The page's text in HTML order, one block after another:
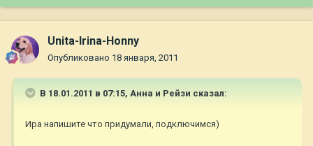
Unita-Irina-Honny
Опубликовано 18 января, 2011
В 18.01.2011 в 07:15, Анна и Рейзи сказал:
Ира напишите что придумали, подключимся)